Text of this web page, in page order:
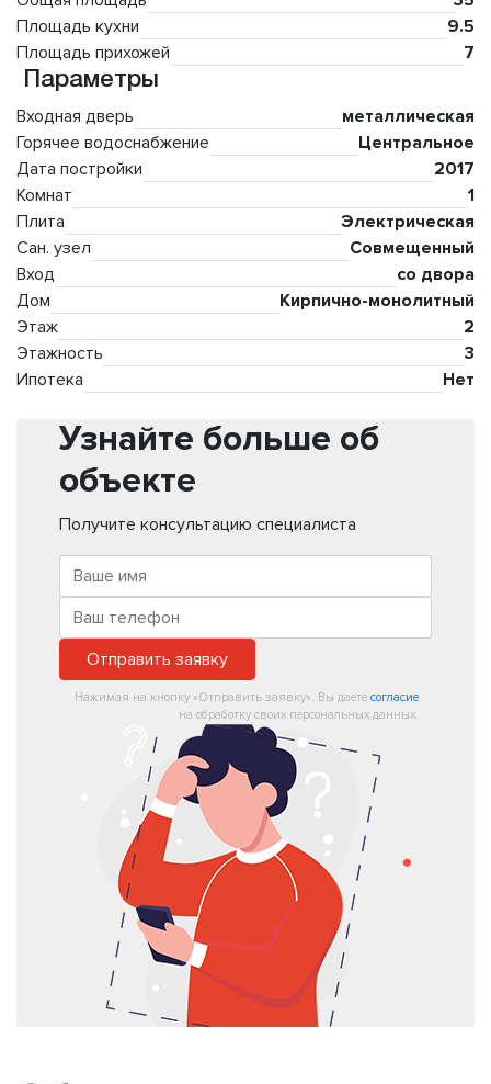
Площадь кухни
9.5
Площадь прихожей
7
Параметры
Входная дверь
металлическая
Горячее водоснабжение
Центральное
Дата постройки
2017
Комнат
1
Плита
Электрическая
Сан. узел
Совмещенный
Вход
со двора
Дом
Кирпично-монолитный
Этаж
2
Этажность
3
Ипотека
Нет
Узнайте больше об
объекте
Получите консультацию специалиста
Отправить заявку
Нажимая на кнопку «Отправить заявку», Вы даете согласие
на обработку своих персональных данных.